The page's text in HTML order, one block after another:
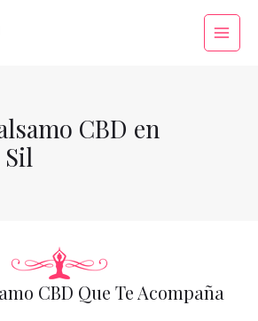
Main
CBD en
CBD Que Te Acompaña